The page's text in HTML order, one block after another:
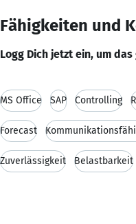
Fähigkeiten und
Logg Dich jetzt ein, um
MS Office SAP Controlling
Forecast
Zuverlässigkeit Belastbarkeit